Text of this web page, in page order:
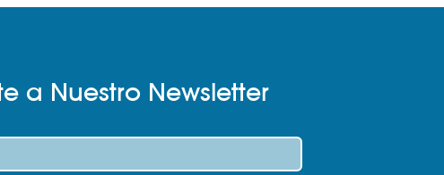
a Nuestro Newsletter